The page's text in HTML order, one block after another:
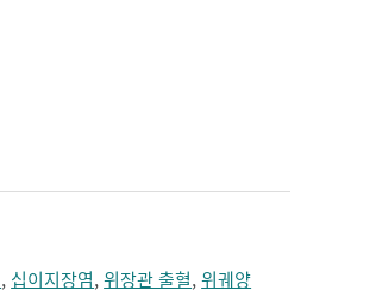
, 십이지장염,위장관 출혈,위궤양